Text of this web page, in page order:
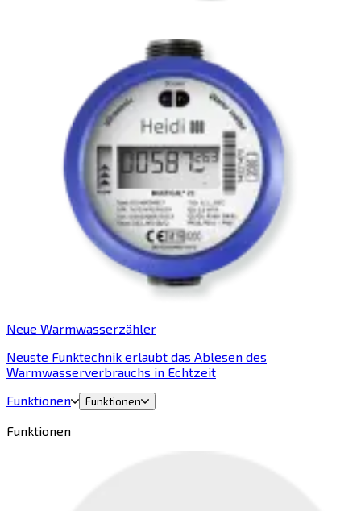
Neue Warmwasserzähler
Neuste Funktechnik erlaubt das Ablesen des
Warmwasserverbrauchs in Echtzeit
Funktionen
Funktionen
Funktionen